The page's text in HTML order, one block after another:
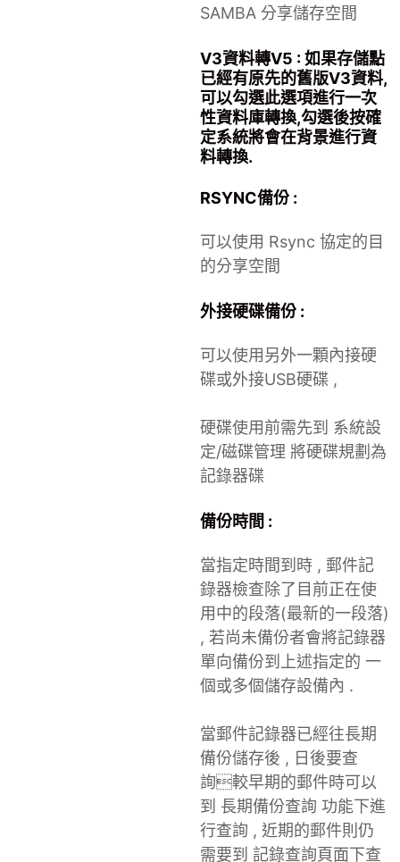
SAMBA 分享儲存空間
V3資料轉V5 : 如果存儲點
已經有原先的舊版V3資料,
可以勾選此選項進行一次
性資料庫轉換,勾選後按確
定系統將會在背景進行資
料轉換.
RSYNC備份 :
可以使用 Rsync 協定的目
的分享空間
外接硬碟備份 :
可以使用另外一顆內接硬
碟或外接USB硬碟 ,
硬碟使用前需先到 系統設
定/磁碟管理 將硬碟規劃為
記錄器碟
備份時間 :
當指定時間到時 , 郵件記
錄器檢查除了目前正在使
用中的段落(最新的一段落)
, 若尚未備份者會將記錄器
單向備份到上述指定的 一
個或多個儲存設備內 .
當郵件記錄器已經往長期
備份儲存後 , 日後要查
詢較早期的郵件時可以
到 長期備份查詢 功能下進
行查詢 , 近期的郵件則仍
需要到 記錄查詢頁面下查